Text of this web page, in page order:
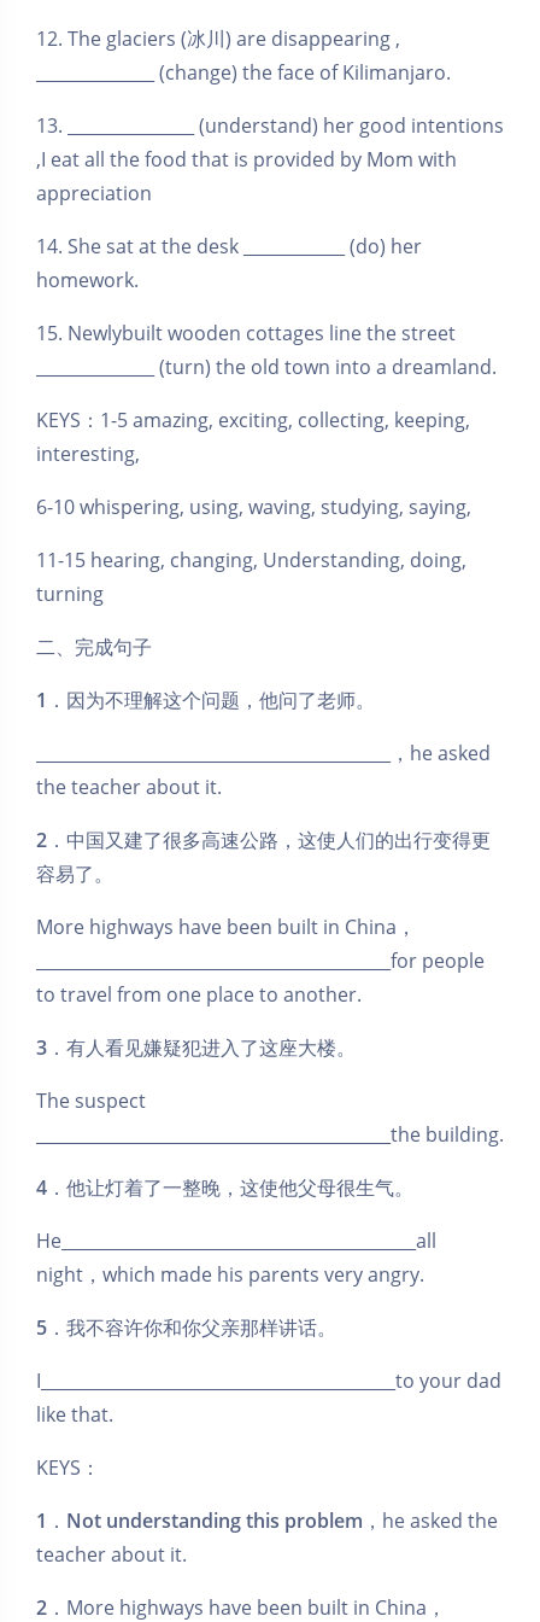
12. The glaciers (冰川) are disappearing ,
______________ (change) the face of Kilimanjaro.
13. _______________ (understand) her good intentions
,I eat all the food that is provided by Mom with
appreciation
14. She sat at the desk ____________ (do) her
homework.
15. Newly­built wooden cottages line the street
______________ (turn) the old town into a dreamland.
KEYS：1-5 amazing, exciting, collecting, keeping,
interesting,
6-10 whispering, using, waving, studying, saying,
11-15 hearing, changing, Understanding, doing,
turning
二、完成句子
1 ．因为不理解这个问题，他问了老师。
__________________________________________，he asked
the teacher about it.
2 ．中国又建了很多高速公路，这使人们的出行变得更
容易了。
More highways have been built in China，
__________________________________________for people
to travel from one place to another.
3 ．有人看见嫌疑犯进入了这座大楼。
The suspect
__________________________________________the building.
4 ．他让灯着了一整晚，这使他父母很生气。
He__________________________________________all
night，which made his parents very angry.
5 ．我不容许你和你父亲那样讲话。
I__________________________________________to your dad
like that.
KEYS：
1 ． Not understanding this problem ，he asked the
teacher about it.
2 ．More highways have been built in China，